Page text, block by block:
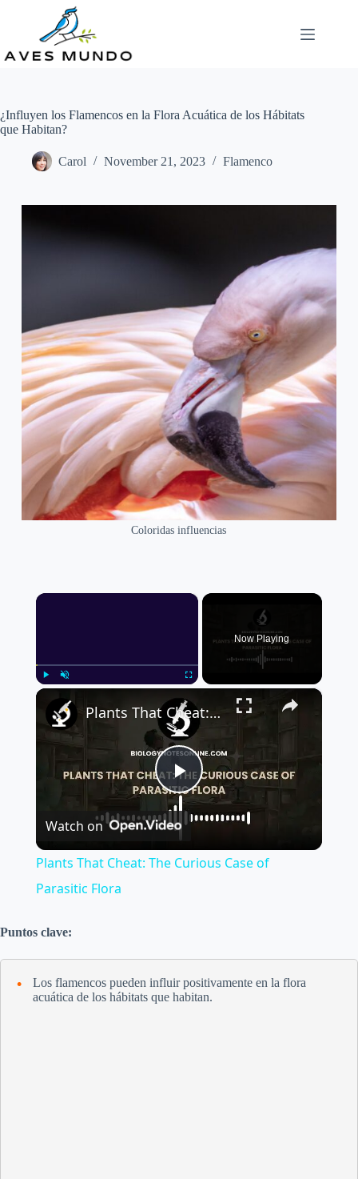
¿Influyen los Flamencos en la Flora Acuática de los Hábitats
que Habitan?
Carol November 21, 2023 Flamenco
Coloridas influencias
×
Now Playing
×
P
l
V
Plants That Cheat: The Curious Case of Parasitic Flora
Watch on
Plants That Cheat: The Curious Case of
Parasitic Flora
Puntos clave:
Los flamencos pueden influir positivamente en la flora
acuática de los hábitats que habitan.